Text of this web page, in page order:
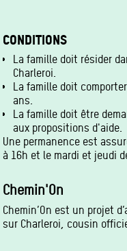
CONDITIONS
La famille doit résider
Charleroi.
La famille doit
ans.
La famille doit être
aux propositions d'aide.
Une permanence est
à 16h et le mardi et jeudi
Chemin'On
Chemin’On est un projet
sur Charleroi, cousin